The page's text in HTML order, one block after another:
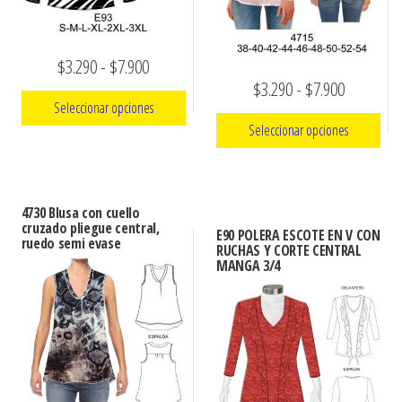
$3.290- $7.900Rango
de
precios:
$7.900
Seleccionar opciones
múltiples
variantes.
Las
opciones
se
pueden
elegir
$3.290- $7.900Rango
de
precios:
hasta
Seleccionar opciones
múltiples
Las
opciones
se
pueden
4730 Blusa con cuello
cruzado pliegue central,
ruedo semi evase E90 POLERA ESCOTE EN V CON
RUCHAS Y CORTE CENTRAL
MANGA 3/4